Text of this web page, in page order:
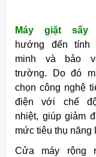
Máy giặt sấy
hướng đến tính
minh và bảo
trường. Do đó
chọn công nghệ
điện với chế
nhiệt, giúp giảm
mức tiêu thụ năng
Cửa máy rộng